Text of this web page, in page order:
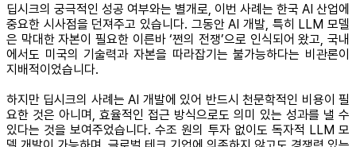
딥시크의 궁극적인 성공 여부와는 별개로, 이번 사례는 한국 AI 산업에
중요한 시사점을 던져주고 있습니다. 그동안 AI 개발, 특히 LLM 모델
은 막대한 자본이 필요한 이른바 ‘쩐의 전쟁’으로 인식되어 왔고, 국내
에서도 미국의 기술력과 자본을 따라잡기는 불가능하다는 비관론이
지배적이었습니다.
하지만 딥시크의 사례는 AI 개발에 있어 반드시 천문학적인 비용이 필
요한 것은 아니며, 효율적인 접근 방식으로도 의미 있는 성과를 낼 수
있다는 것을 보여주었습니다. 수조 원의 투자 없이도 독자적 LLM 모